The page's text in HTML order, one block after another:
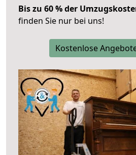
Bis zu 60 % der
finden Sie nur bei uns!
Kostenlose